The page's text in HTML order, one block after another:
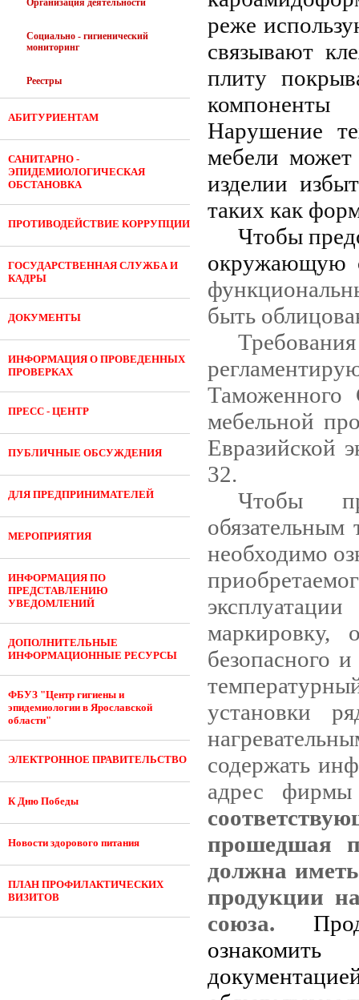
Организация деятельности
Социально - гигиенический
мониторинг
Реестры
АБИТУРИЕНТАМ
САНИТАРНО -
ЭПИДЕМИОЛОГИЧЕСКАЯ
ОБСТАНОВКА
ПРОТИВОДЕЙСТВИЕ КОРРУПЦИИ
ГОСУДАРСТВЕННАЯ СЛУЖБА И
КАДРЫ
ДОКУМЕНТЫ
ИНФОРМАЦИЯ О ПРОВЕДЕННЫХ
ПРОВЕРКАХ
ПРЕСС - ЦЕНТР
ПУБЛИЧНЫЕ ОБСУЖДЕНИЯ
ДЛЯ ПРЕДПРИНИМАТЕЛЕЙ
МЕРОПРИЯТИЯ
ИНФОРМАЦИЯ ПО
ПРЕДСТАВЛЕНИЮ
УВЕДОМЛЕНИЙ
ДОПОЛНИТЕЛЬНЫЕ
ИНФОРМАЦИОННЫЕ РЕСУРСЫ
ФБУЗ "Центр гигиены и
эпидемиологии в Ярославской
области"
ЭЛЕКТРОННОЕ ПРАВИТЕЛЬСТВО
К Дню Победы
Новости здорового питания
ПЛАН ПРОФИЛАКТИЧЕСКИХ
ВИЗИТОВ
реже
связывают
плиту
Нарушение
мебели
изделии
таких как
Чтобы
окружающую
быть
мебельной
Евразийской
32.
Чтобы
необходимо
маркировку,
безопасного
установки
содержать
адрес фирмы
прошедшая
должна
продукции
союза.